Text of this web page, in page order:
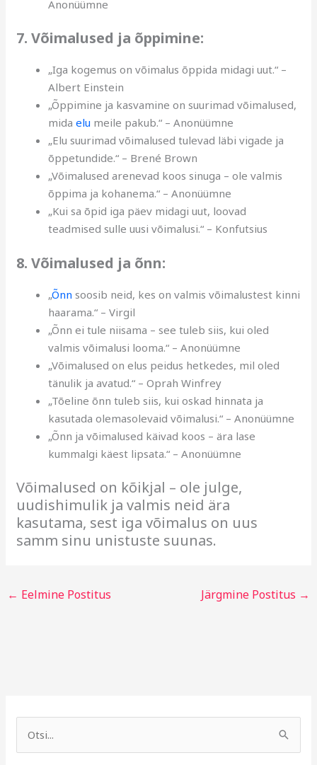
Anonüümne
7. Võimalused ja õppimine:
„Iga kogemus on võimalus õppida midagi uut.“ –
Albert Einstein
„Õppimine ja kasvamine on suurimad võimalused,
midaelu meile pakub.“ – Anonüümne
„Elu suurimad võimalused tulevad läbi vigade ja
õppetundide.“ – Brené Brown
„Võimalused arenevad koos sinuga – ole valmis
õppima ja kohanema.“ – Anonüümne
„Kui sa õpid iga päev midagi uut, loovad
teadmised sulle uusi võimalusi.“ – Konfutsius
8. Võimalused ja õnn:
„Õnn soosib neid, kes on valmis võimalustest kinni
haarama.“ – Virgil
„Õnn ei tule niisama – see tuleb siis, kui oled
valmis võimalusi looma.“ – Anonüümne
„Võimalused on elus peidus hetkedes, mil oled
tänulik ja avatud.“ – Oprah Winfrey
„Tõeline õnn tuleb siis, kui oskad hinnata ja
kasutada olemasolevaid võimalusi.“ – Anonüümne
„Õnn ja võimalused käivad koos – ära lase
kummalgi käest lipsata.“ – Anonüümne
Võimalused on kõikjal – ole julge,
uudishimulik ja valmis neid ära
kasutama, sest iga võimalus on uus
samm sinu unistuste suunas.
← Eelmine Postitus Järgmine Postitus →